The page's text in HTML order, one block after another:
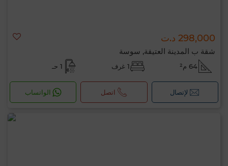
298,000 د.ت
شقة ب المدينة العتيقة, سوسة
64 م² 1 غرف 1 حـ
لإتصال اتصل الواتساب